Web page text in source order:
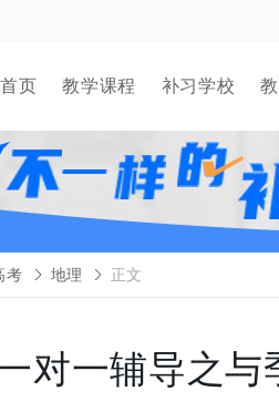
首页 教学课程 补习学校
考 地理 正文
对一辅导之与